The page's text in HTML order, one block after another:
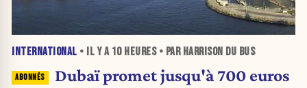
INTERNATIONAL • IL Y A 10 HEURES• PAR HARRISON DU BUS
Dubaï promet jusqu'à 700 euros